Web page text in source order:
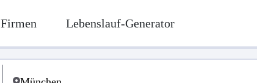
Firmen Lebenslauf-Generator